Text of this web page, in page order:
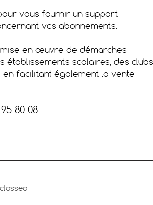
vous fournir un support
vos abonnements.​
en œuvre de démarches
établissements scolaires, des clubs
facilitant également la vente
80 08